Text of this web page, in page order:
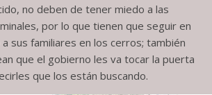
no deben de tener miedo a las
por lo que tienen que seguir en
a sus familiares en los cerros; también
que el gobierno les va tocar la puerta
que los están buscando.